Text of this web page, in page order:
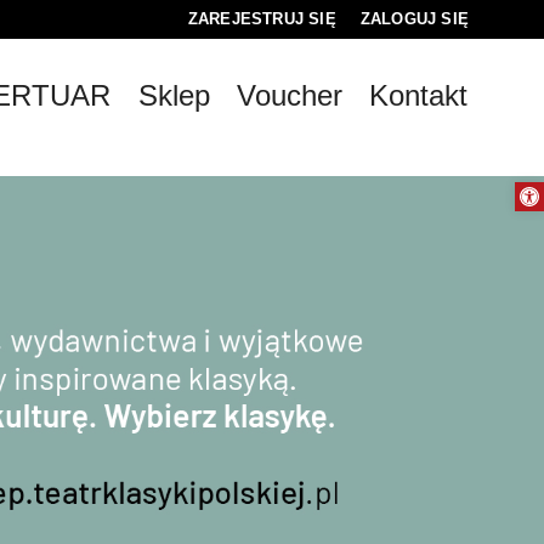
ZAREJESTRUJ SIĘ ZALOGUJ SIĘ
14
Sklep Voucher Kontakt